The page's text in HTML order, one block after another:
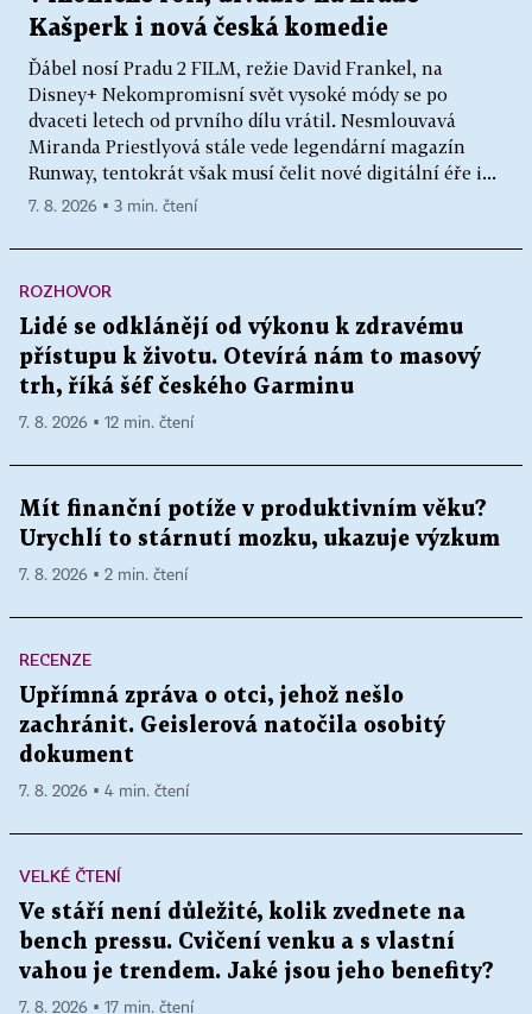
Kašperk i nová česká komedie
Ďábel nosí Pradu 2 FILM, režie David Frankel, na
Disney+ Nekompromisní svět vysoké módy se po
dvaceti letech od prvního dílu vrátil. Nesmlouvavá
Miranda Priestlyová stále vede legendární magazín
Runway, tentokrát však musí čelit nové digitální éře i...
7. 8. 2026 ▪ 3 min. čtení
ROZHOVOR
Lidé se odklánějí od výkonu k zdravému
přístupu k životu. Otevírá nám to masový
trh, říká šéf českého Garminu
7. 8. 2026 ▪ 12 min. čtení
Mít finanční potíže v produktivním věku?
Urychlí to stárnutí mozku, ukazuje výzkum
7. 8. 2026 ▪ 2 min. čtení
RECENZE
Upřímná zpráva o otci, jehož nešlo
zachránit. Geislerová natočila osobitý
dokument
7. 8. 2026 ▪ 4 min. čtení
VELKÉ ČTENÍ
Ve stáří není důležité, kolik zvednete na
bench pressu. Cvičení venku a s vlastní
vahou je trendem. Jaké jsou jeho benefity?
7. 8. 2026 ▪ 17 min. čtení